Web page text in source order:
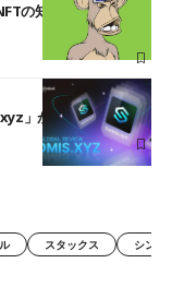
の知財保護に先例残
」がローンチ間近
スタックス シンボル